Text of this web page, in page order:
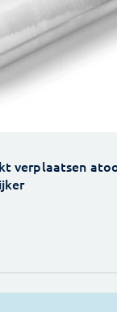
verplaatsen